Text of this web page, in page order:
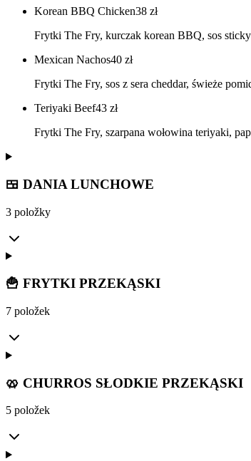
Korean BBQ Chicken38 zł
Frytki The Fry, kurczak korean BBQ, sos
Mexican Nachos40 zł
Frytki The Fry, sos z sera cheddar, świeże
Teriyaki Beef43 zł
Frytki The Fry, szarpana wołowina teriyaki,
🍱 DANIA LUNCHOWE
3 položky
🍟 FRYTKI PRZEKĄSKI
7 položek
🥨 CHURROS SŁODKIE PRZEKĄSKI
5 položek